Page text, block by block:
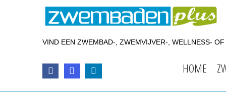
VIND EEN ZWEMBAD-, ZWEMVIJVER-, WELLNESS-
HOME